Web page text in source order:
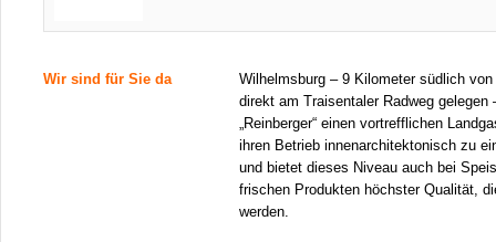
Wir sind für Sie da
Wilhelmsburg – 9 Kilometer südlich
direkt am Traisentaler Radweg gelegen
„Reinberger“ einen vortrefflichen
ihren Betrieb innenarchitektonisch zu
und bietet dieses Niveau auch bei
frischen Produkten höchster Qualität,
werden.